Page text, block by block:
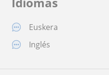
Euskera
Inglés